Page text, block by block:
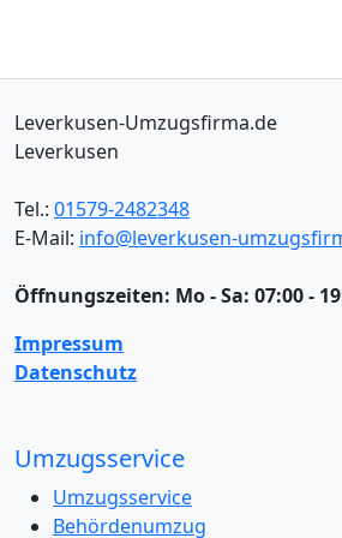
Leverkusen-Umzugsfirma.de
Leverkusen
Tel.: 01579-2482348
E-Mail: info@leverkusen-
Öffnungszeiten: Mo - Sa: 07:00 -
Impressum
Datenschutz
Umzugsservice
Umzugsservice
Behördenumzug